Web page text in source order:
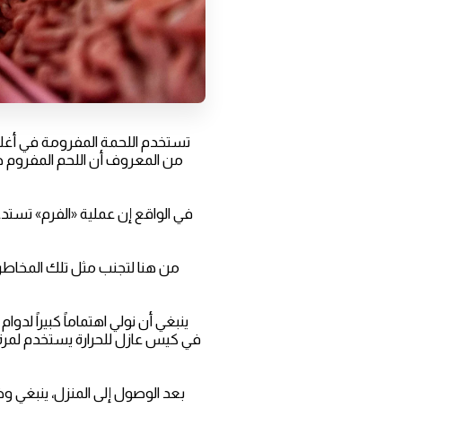
تستخدم اللحمة المفرومة في
من المعروف أن اللحم المفروم
في الواقع إن عملية «الفرم»
من هنا لتجنب مثل تلك
في كيس عازل للحرارة يستخدم